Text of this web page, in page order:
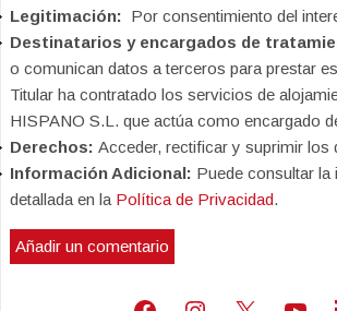
Legitimación: Por consentimiento del
Destinatarios y encargados de
o comunican datos a terceros para prestar
Titular ha contratado los servicios de
HISPANO S.L. que actúa como encargado
Derechos: Acceder, rectificar y suprimir los
Información Adicional: Puede consultar la
detallada en la Política de Privacidad.